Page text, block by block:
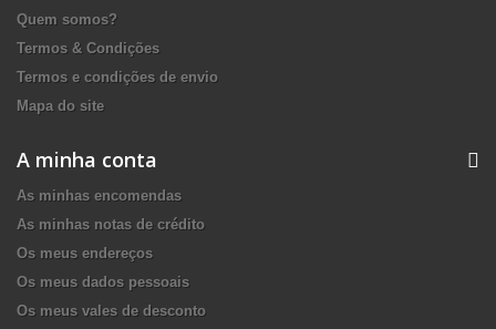
Quem somos?
Termos & Condições
Termos e condições de envio
Mapa do site
A minha conta
As minhas encomendas
As minhas notas de crédito
Os meus endereços
Os meus dados pessoais
Os meus vales de desconto